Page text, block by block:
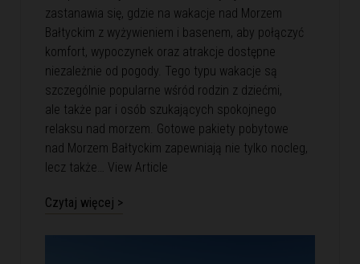
zastanawia się, gdzie na wakacje nad Morzem
Bałtyckim z wyżywieniem i basenem, aby połączyć
komfort, wypoczynek oraz atrakcje dostępne
niezależnie od pogody. Tego typu wakacje są
szczególnie popularne wśród rodzin z dziećmi,
ale także par i osób szukających spokojnego
relaksu nad morzem. Gotowe pakiety pobytowe
nad Morzem Bałtyckim zapewniają nie tylko nocleg,
lecz także… View Article
Czytaj więcej >